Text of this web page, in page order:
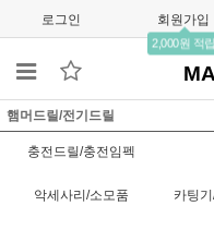
로그인 회원가입
2,000원 적립
햄머드릴/전기드릴
충전드릴/충전임펙
악세사리/소모품
카팅